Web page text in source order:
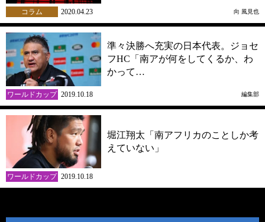
コラム 2020.04.23 向 風見也
準々決勝へ充実の日本代表。ジョセ
フHC「南アが何をしてくるか、わ
かって…
ワールドカップ 2019.10.18 編集部
堀江翔太「南アフリカのことしか考
えていない」
ワールドカップ 2019.10.18